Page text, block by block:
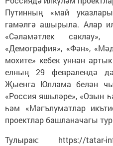
Путинның «май
гамәлгә ашырыла. Алар
«Сәламәтлек саклау»,
«Демография», «Фән»,
мохите» кебек уннан
елның 29 февралендә
Җыенга Юллама белән
«Россия яшьләре», «Озын
һәм «Мәгълүматлар
проектлар башланачагы
Тулырак: https://tatar-